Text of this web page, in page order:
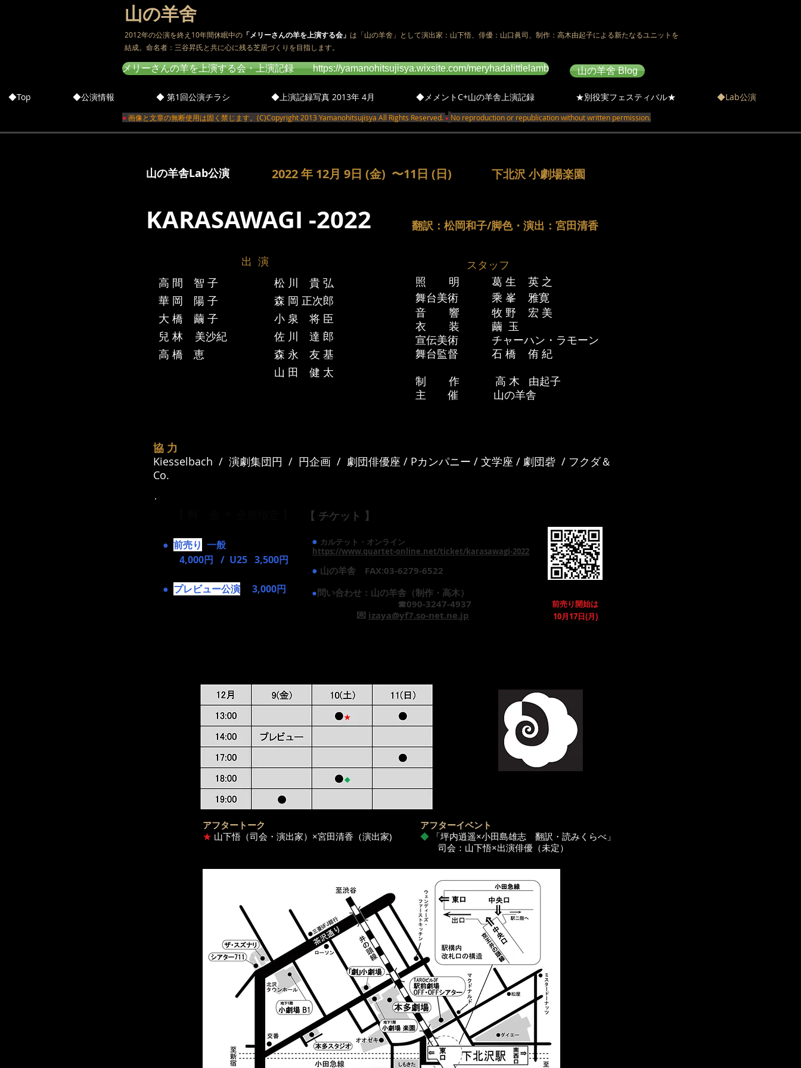
山の羊舍
2012年の公演を終え10年間休眠中の 「メリーさんの羊を上演する会」 は「山の羊舍」として演出家：山下悟、俳優：山口眞司、制作：高木由起子による新たなるユニットを
結成。命名者：三谷昇氏と共に心に残る芝居づくりを目指します。
メリーさんの羊を上演する会・上演記録 https://yamanohitsujisya.wixsite.com/meryhadalittlelamb 山の羊舍 Blog
◆Top ◆公演情報 ◆ 第1回公演チラシ ◆上演記録写真 2013年 4月 ◆メメントC+山の羊舎上演記録 ★別役実フェスティバル★ ◆Lab公演
●画像と文章の無断使用は固く禁じます。(C)Copyright 2013 Yamanohitsujisya All Rights Reserved. ● No reproduction or republication without written permission.
山の羊舎Lab公演 2022 年 12月 9日 (金) 〜11日 (日) 下北沢 小劇場楽園
KARASAWAGI -2022
出 演
高 間 智 子
華 岡 陽 子
大 橋 繭 子
兒 林 美沙紀
高 橋 恵
松 川 貴 弘
森 岡 正次郎
小 泉 将 臣
佐 川 達 郎
森 永 友 基
山 田 健 太
翻訳：松岡和子/脚色・演出：宮田清香
​スタッフ
照 明 葛 生 英 之
舞台美術 乘 峯 雅寛
音 響 牧 野 宏 美
衣 装 繭 玉
宣伝美術 チャーハン・ラモーン
舞台監督 石 橋 侑 紀
制 作 高 木 由起子
主 催 山の羊舎
協 力
Kiesselbach / 演劇集団円 / 円企画 / 劇団俳優座 / Pカンパニー / 文学座 / 劇団砦 / フクダ＆
Co.
● 前売り 一般
4,000円 / U25 3,500円
● プレビュー公演 3,000円
【 チケット 】
● カルテット・オンライン
https://www.quartet-online.net/ticket/karasawagi-2022
● 山の羊舎 FAX:03-6279-6522
●問い合わせ：山の羊舎 （制作・高木）
☎︎090-3247-4937
💌 izaya@yf7.so-net.ne.jp
前売り開始は
10月17日(月)
アフタートーク
★ 山下悟（司会・演出家）×宮田清香（演出家)
アフターイベント
◆ 「坪内逍遥×小田島雄志 翻訳・読みくらべ」
司会：山下悟×出演俳優（未定）